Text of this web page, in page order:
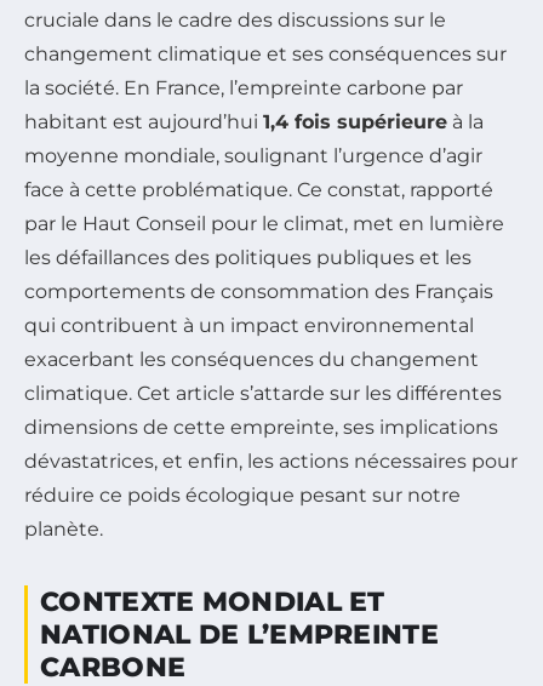
cruciale dans le cadre des discussions sur le
changement climatique et ses conséquences sur
la société. En France, l’empreinte carbone par
habitant est aujourd’hui 1,4 fois supérieure à la
moyenne mondiale, soulignant l’urgence d’agir
face à cette problématique. Ce constat, rapporté
par le Haut Conseil pour le climat, met en lumière
les défaillances des politiques publiques et les
comportements de consommation des Français
qui contribuent à un impact environnemental
exacerbant les conséquences du changement
climatique. Cet article s’attarde sur les différentes
dimensions de cette empreinte, ses implications
dévastatrices, et enfin, les actions nécessaires pour
réduire ce poids écologique pesant sur notre
planète.
CONTEXTE MONDIAL ET
NATIONAL DE L’EMPREINTE
CARBONE